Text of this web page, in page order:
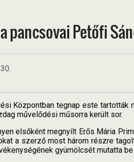
pancsovai Petőfi
Központban tegnap este tartották
művelődési műsorra került sor.
elsőként megnyílt Erős Mária
a szerző most három részre
gyümölcsét mutatta